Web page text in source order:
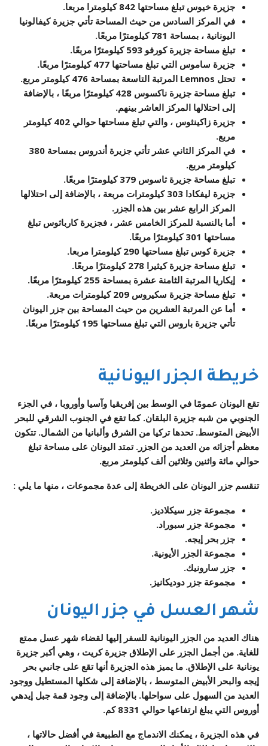
جزيرة خيوس تبلغ مساحتها 842 كيلومترا مربعا.
في المركز السادس من حيث المساحة تأتي جزيرة كيفالونيا
اليونانية ، بمساحة 781 كيلومترًا مربعًا.
تبلغ مساحة جزيرة كورفو 593 كيلومترًا مربعًا.
جزيرة ساموس التي تبلغ مساحتها 477 كيلومترًا مربعًا.
تحتل Lemnos المرتبة التاسعة بمساحة 476 كيلومتر مربع.
تبلغ مساحة جزيرة ناكسوس 428 كيلومترًا مربعًا ، بالإضافة
إلى احتلالها المركز العاشر بينهم.
جزيرة زاكينثوس ، والتي تبلغ مساحتها حوالي 402 كيلومتر
مربع.
في المركز الثاني عشر تأتي جزيرة أندروس بمساحة 380
كيلومتر مربع.
تبلغ مساحة جزيرة ثاسوس 379 كيلومترًا مربعًا.
جزيرة ليفكادا 303 كيلومترات مربعة ، بالإضافة إلى احتلالها
المركز الرابع عشر بين هذه الجزر.
أما بالنسبة للمركز الخامس عشر ، فجزيرة كارباثوس تبلغ
مساحتها 301 كيلومترًا مربعًا.
جزيرة كوس تبلغ مساحتها 290 كيلومترا مربعا.
تبلغ مساحة جزيرة كيثيرا 278 كيلومترًا مربعًا.
إيكاريا المرتبة الثامنة عشرة بمساحة 255 كيلومترًا مربعًا.
تبلغ مساحة جزيرة سكيروس 209 كيلومترات مربعة.
أما عن المرتبة العشرين من حيث المساحة بين جزر اليونان
تأتي جزيرة باروس التي تبلغ مساحتها 195 كيلومترًا مربعًا.
خريطة الجزر اليونانية
تقع اليونان عمومًا في الوسط بين إفريقيا وآسيا وأوروبا ، في الجزء
الجنوبي من شبه جزيرة البلقان. كما تقع في الجنوب الشرقي للبحر
الأبيض المتوسط. تحدها تركيا من الشرق وألبانيا من الشمال. تتكون
معظم أجزائه من العديد من الجزر. تمتد اليونان على مساحة تبلغ
حوالي مائة واثنين وثلاثين ألف كيلومتر مربع.
تنقسم جزر اليونان على الخريطة إلى عدة مجموعات ، منها ما يلي :
مجموعة جزر سيكلاديز.
مجموعة جزر سبوراد.
جزر بحر إيجه.
مجموعة الجزر الأيونية.
جزر سارونيك.
مجموعة جزر دوديكانيز.
شهر العسل في جزر اليونان
هناك العديد من الجزر اليونانية للسفر إليها لقضاء شهر عسل ممتع
للغاية. من أجمل الجزر على الإطلاق جزيرة كريت ، وهي أكبر جزيرة
يونانية على الإطلاق. ما يميز هذه الجزيرة أنها تقع على جانبي بحر
إيجه والبحر الأبيض المتوسط ، بالإضافة إلى شكلها المستطيل ووجود
العديد من السهول على سواحلها. بالإضافة إلى وجود قمة جبل إيدهي
أوروس التي يبلغ ارتفاعها حوالي 8331 كم.
في هذه الجزيرة ، يمكنك الاندماج مع الطبيعة في أفضل حالاتها ،